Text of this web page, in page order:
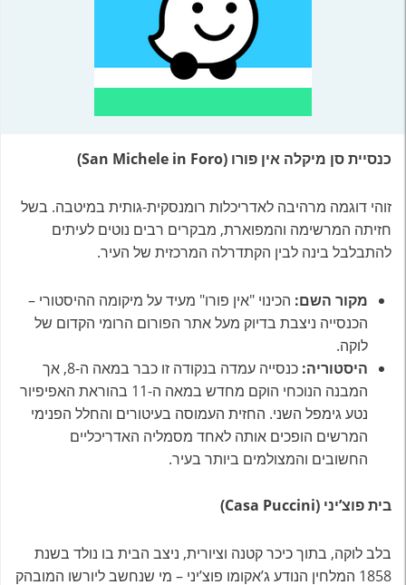
כנסיית סן מיקלה אין פורו (San Michele in Foro)
זוהי דוגמה מרהיבה לאדריכלות רומנסקית-גותית במיטבה. בשל
חזיתה המרשימה והמפוארת, מבקרים רבים נוטים לעיתים
להתבלבל בינה לבין הקתדרלה המרכזית של העיר.
מקור השם: הכינוי "אין פורו" מעיד על מיקומה ההיסטורי –
הכנסייה ניצבת בדיוק מעל אתר הפורום הרומי הקדום של
לוקה.
היסטוריה:
כנסייה עמדה בנקודה זו כבר במאה ה-8, אך
המבנה הנוכחי הוקם מחדש במאה ה-11 בהוראת האפיפיור
נטע גימפל השני. החזית העמוסה בעיטורים והחלל הפנימי
המרשים הופכים אותה לאחד מסמליה האדריכליים
החשובים והמצולמים ביותר בעיר.
בית פוצ’יני (Casa Puccini)
בלב לוקה, בתוך כיכר קטנה וציורית, ניצב הבית בו נולד בשנת
1858 המלחין הנודע ג’אקומו פוצ’יני – מי שנחשב ליורשו המובהק